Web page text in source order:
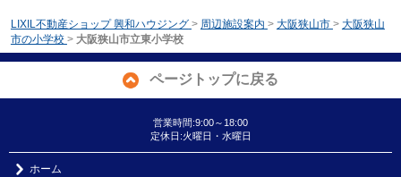
LIXIL不動産ショップ 興和ハウジング > 周辺施設案内 > 大阪狭山市 > 大阪狭山
市の小学校 > 大阪狭山市立東小学校
ページトップに戻る
営業時間:9:00～18:00
定休日:火曜日・水曜日
ホーム